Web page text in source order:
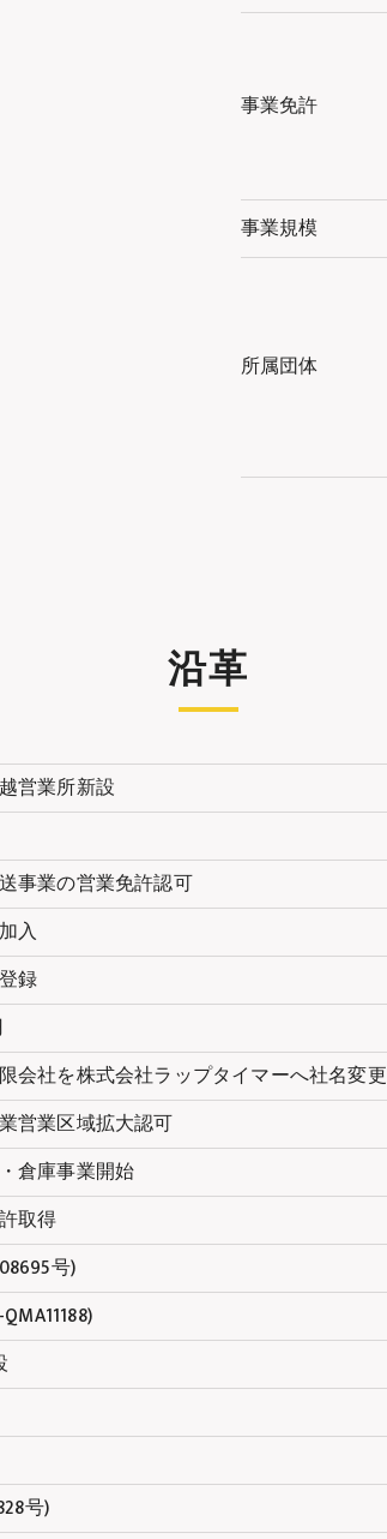
事業免許
事業規模
所属団体
沿革
営業所新設
事業の営業免許認可
入
録
会社を株式会社ラップタイマーへ社名変更
営業区域拡大認可
倉庫事業開始
取得
号)
号)